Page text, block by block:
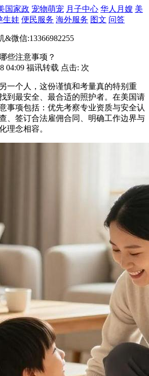
国家政 宠物萌宠 月子中心 华人月嫂 美
生娃 便民服务 海外服务 图文 问答
&微信:13366982255
些注意事项？
04:09 福讯转载 点击: 次
一个人，这份谨慎和考量真的特别重
到最安全、最合适的照护者。在美国请
事项包括：优先考察专业资质与安全认
、签订合法雇佣合同、明确工作边界与
理念相容。